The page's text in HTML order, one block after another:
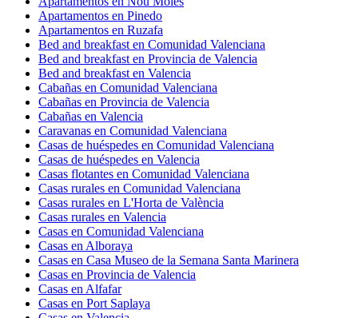
Apartamentos en Pinedo
Apartamentos en Ruzafa
Bed and breakfast en Comunidad Valenciana
Bed and breakfast en Provincia de Valencia
Bed and breakfast en Valencia
Cabañas en Comunidad Valenciana
Cabañas en Provincia de Valencia
Cabañas en Valencia
Caravanas en Comunidad Valenciana
Casas de huéspedes en Comunidad Valenciana
Casas de huéspedes en Valencia
Casas flotantes en Comunidad Valenciana
Casas rurales en Comunidad Valenciana
Casas rurales en L'Horta de València
Casas rurales en Valencia
Casas en Comunidad Valenciana
Casas en Alboraya
Casas en Casa Museo de la Semana Santa Marinera
Casas en Provincia de Valencia
Casas en Alfafar
Casas en Port Saplaya